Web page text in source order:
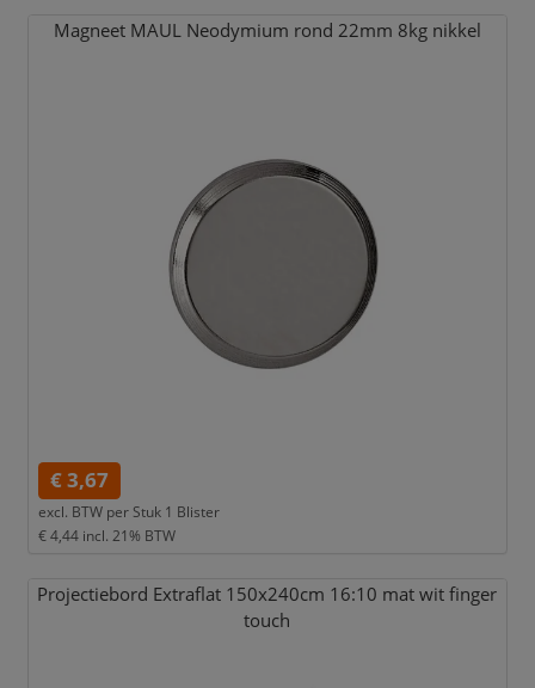
Magneet MAUL Neodymium rond 22mm 8kg nikkel
€ 3,67
excl. BTW per Stuk 1 Blister
€ 4,44 incl. 21% BTW
Projectiebord Extraflat 150x240cm 16:10 mat wit finger
touch